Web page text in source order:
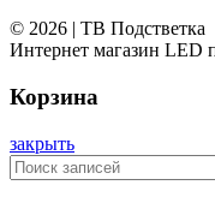
© 2026 | ТВ Подстветка
Интернет магазин LED
Корзина
закрыть